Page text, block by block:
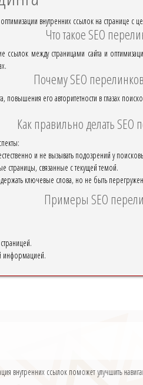
внутренних ссылок на странице с
Что такое SEO
ссылок между страницами сайта и
Почему SEO
повышения его авторитетности в глазах
Как правильно делать SEO
и не вызывать подозрений у
страницы, связанные с текущей темой.
ключевые слова, но не быть
Примеры SEO
информацией.
внутренних ссылок поможет улучшить